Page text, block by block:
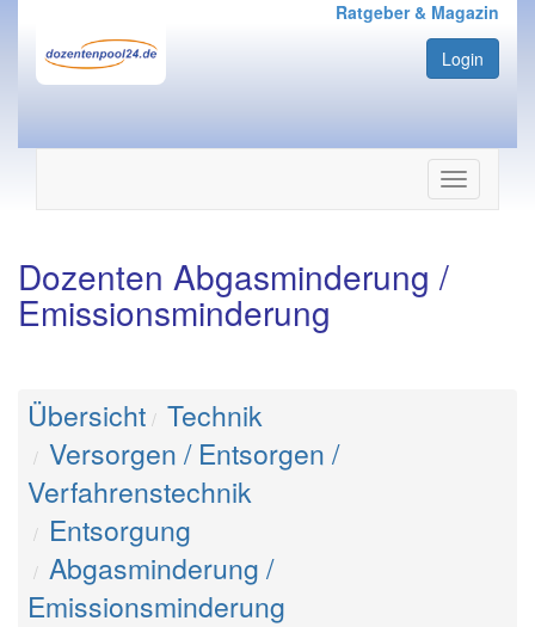
Ratgeber & Magazin
Login
Navigation
ein-/
Dozenten Abgasminderung /
Emissionsminderung
Übersicht Technik
Versorgen / Entsorgen /
Verfahrenstechnik
Entsorgung
Abgasminderung /
Emissionsminderung